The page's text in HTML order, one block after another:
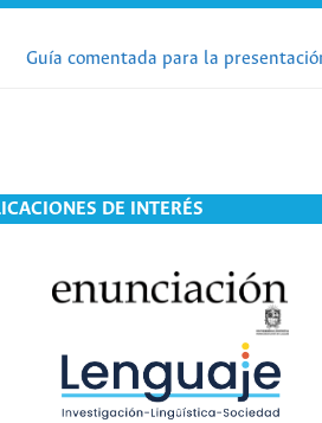
Guía comentada para la
DE INTERÉS